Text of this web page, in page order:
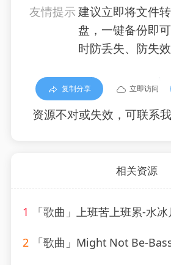
友情提示建议立即将文件
盘，一键备份即
时防丢失、防失
复制分享 立即访问
资源不对或失效，可联系我
相关资源
1 「歌曲」上班苦上班累-水冰
2 「歌曲」Might Not Be-Bass